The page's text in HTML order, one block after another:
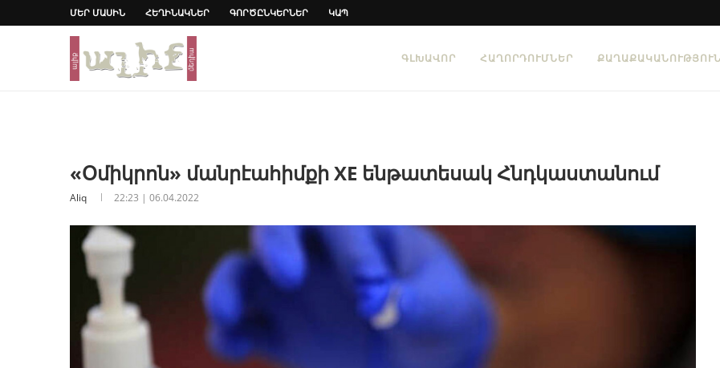
ՄԵՐ ՄԱՍԻՆ ՀԵՂԻՆԱԿՆԵՐ ԳՈՐԾԸՆԿԵՐՆԵՐ ԿԱՊ
ԳԼԽԱՎՈՐ ՀԱՂՈՐԴՈՒՄՆԵՐ ՔԱՂԱՔԱԿԱՆՈՒԹՅՈՒՆ
«Օմիկրոն» մանրէահիմքի XE ենթատեսակ Հնդկաստանում
Aliq 22:23 | 06.04.2022